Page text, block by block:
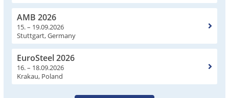
AMB 2026
15. – 19.09.2026
Stuttgart, Germany
EuroSteel 2026
16. – 18.09.2026
Krakau, Poland